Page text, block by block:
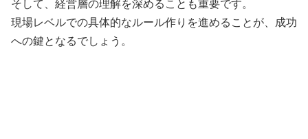
そして、経営層の理解を深めることも重要です。
現場レベルでの具体的なルール作りを進めることが、成功
への鍵となるでしょう。